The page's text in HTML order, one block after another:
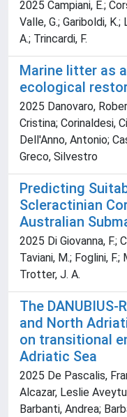
2025 Campiani, E.;
Valle, G.; Gariboldi,
A.; Trincardi, F.
Marine litter as
ecological
2025 Danovaro,
Cristina; Corinaldesi,
Dell'Anno, Antonio;
Greco, Silvestro
Predicting
Scleractinian
Australian
2025 Di Giovanna, F.;
Taviani, M.; Foglini,
Trotter, J. A.
The
and North
on transitional
Adriatic Sea
2025 De Pascalis,
Alcazar, Leslie
Barbanti, Andrea;